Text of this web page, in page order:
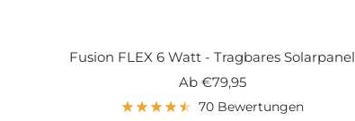
Fusion FLEX 6 Watt - Tragbares Solarpanel
Angebotspreis
Ab €79,95
70 Bewertungen